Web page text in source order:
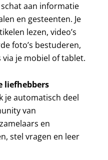
aan informatie
en gesteenten. Je
lezen, video’s
foto’s bestuderen,
je mobiel of tablet.
liefhebbers
je automatisch deel
van
en
stel vragen en leer